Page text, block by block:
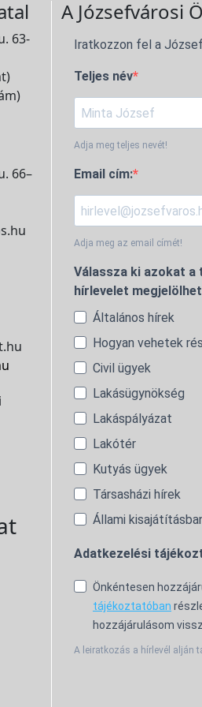
63-
66–
A Józsefvárosi
Iratkozzon fel a
Teljes név
Adja meg teljes nevét!
Email cím:
Adja meg az email címét!
Válassza ki azokat a
hírlevelet
Általános hírek
Hogyan vehetek
Civil ügyek
Lakásügynökség
Lakáspályázat
Lakótér
Kutyás ügyek
Társasházi hírek
Állami
Adatkezelési
Önkéntesen
tájékoztatóban
hozzájárulásom
A leiratkozás a hírlevél alján